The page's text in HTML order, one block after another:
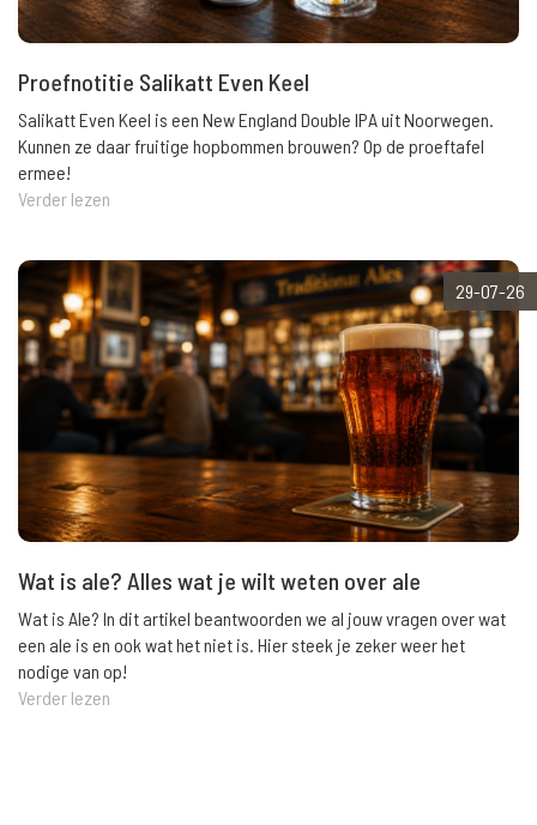
Proefnotitie Salikatt Even Keel
Salikatt Even Keel is een New England Double IPA uit Noorwegen.
Kunnen ze daar fruitige hopbommen brouwen? Op de proeftafel
ermee!
Verder lezen
29-07-26
Wat is ale? Alles wat je wilt weten over ale
Wat is Ale? In dit artikel beantwoorden we al jouw vragen over wat
een ale is en ook wat het niet is. Hier steek je zeker weer het
nodige van op!
Verder lezen